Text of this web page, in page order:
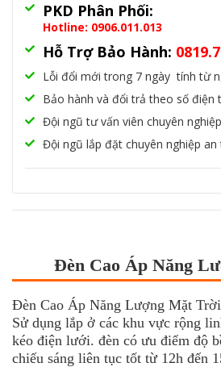
PKD Phân Phối:
Hotline: 0906.011.013
Hỗ Trợ Bảo Hành:
Lỗi đổi mới trong 7 ngày tính từ
Bảo hành và đổi trả theo số điện
Đội ngũ tư vấn viên chuyên nghiệp
Đội ngũ lắp đặt chuyên nghiệp
Đèn Cao Áp Năng
Đèn Cao Áp Năng Lượng Mặt Trời
Sử dụng lắp ở các khu vực rộng
kéo điện lưới. đèn có ưu điểm độ
chiếu sáng liên tục tốt từ 12h đến